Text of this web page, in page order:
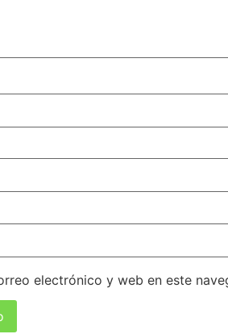
electrónico y web en este